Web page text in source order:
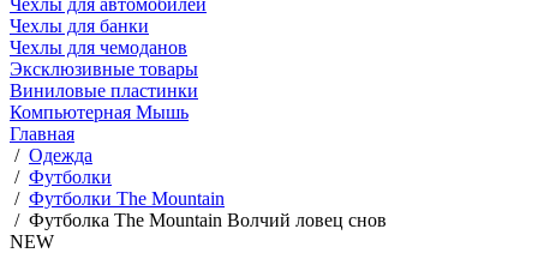
Чехлы для автомобилей
Чехлы для банки
Чехлы для чемоданов
Эксклюзивные товары
Виниловые пластинки
Компьютерная Мышь
Главная
/ Одежда
/ Футболки
/ Футболки The Mountain
/ Футболка The Mountain Волчий ловец снов
NEW